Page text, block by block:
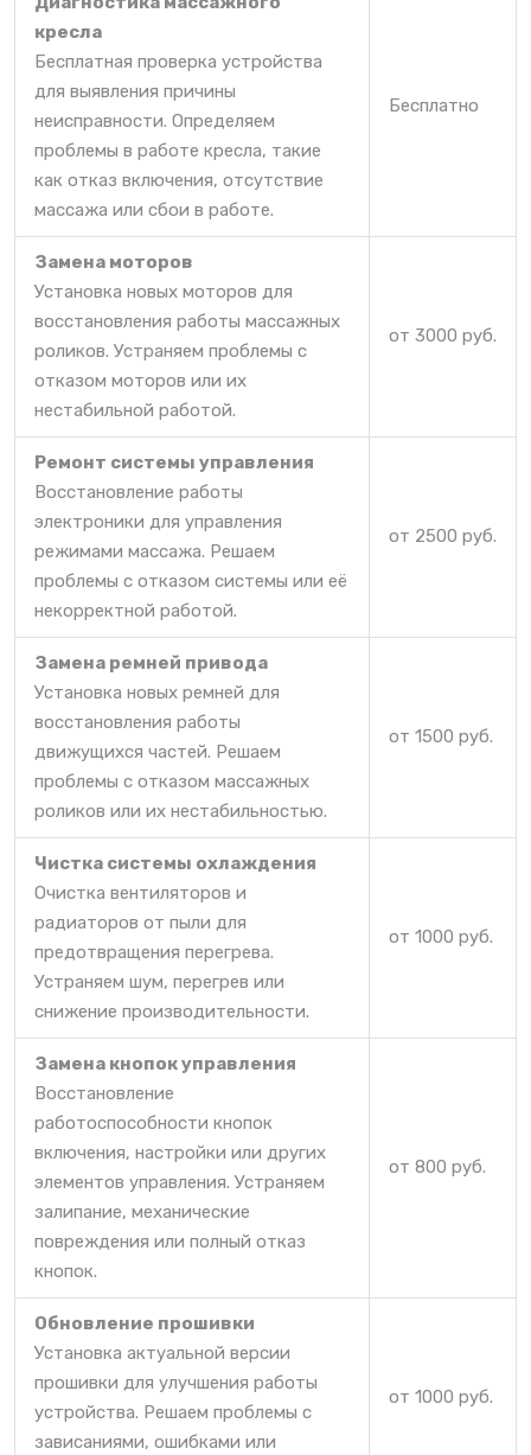
кресла
Бесплатная проверка устройства
для выявления причины
неисправности. Определяем
проблемы в работе кресла, такие
как отказ включения, отсутствие
массажа или сбои в работе.
Бесплатно
Замена моторов
Установка новых моторов для
восстановления работы массажных
роликов. Устраняем проблемы с
отказом моторов или их
нестабильной работой.
от 3000 руб.
Ремонт системы управления
Восстановление работы
электроники для управления
режимами массажа. Решаем
проблемы с отказом системы или её
некорректной работой.
от 2500 руб.
Замена ремней привода
Установка новых ремней для
восстановления работы
движущихся частей. Решаем
проблемы с отказом массажных
роликов или их нестабильностью.
от 1500 руб.
Чистка системы охлаждения
Очистка вентиляторов и
радиаторов от пыли для
предотвращения перегрева.
Устраняем шум, перегрев или
снижение производительности.
от 1000 руб.
Замена кнопок управления
Восстановление
работоспособности кнопок
включения, настройки или других
элементов управления. Устраняем
залипание, механические
повреждения или полный отказ
кнопок.
от 800 руб.
Обновление прошивки
Установка актуальной версии
прошивки для улучшения работы
устройства. Решаем проблемы с
зависаниями, ошибками или
от 1000 руб.